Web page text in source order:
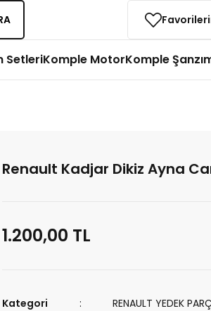
SetleriKomple MotorKomple
Renault Kadjar Dikiz Ayna
1.200,00 TL
Kategori RENAULT YEDEK